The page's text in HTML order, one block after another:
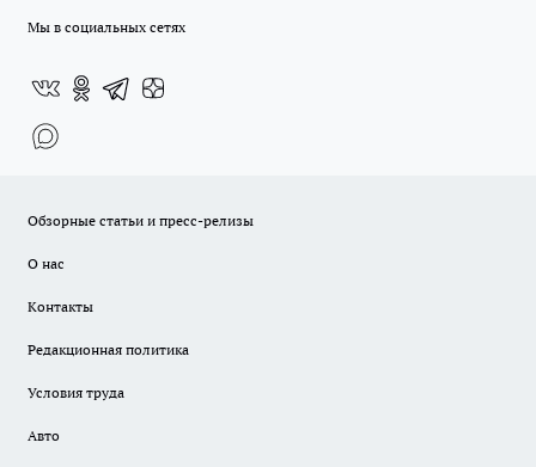
Мы в социальных сетях
Обзорные статьи и пресс-релизы
О нас
Контакты
Редакционная политика
Условия труда
Авто